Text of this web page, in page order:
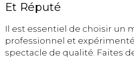
Et Réputé
Il est essentiel de choisir un
professionnel et
spectacle de qualité. Faites